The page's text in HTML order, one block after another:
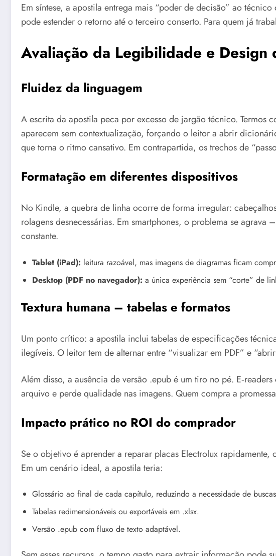
Em síntese, a apostila entrega mais “poder de decisão” ao
pode estender o retorno até o terceiro conserto. Para quem já
Avaliação da Legibilidade e
Fluidez da linguagem
A escrita da apostila peca por excesso de jargão técnico. Termos
aparecem sem contextualização, forçando o leitor a abrir
que torna o ritmo cansativo. Em contrapartida, os trechos de
Formatação em diferentes dispositivos
No Kindle, a quebra de linha ocorre de forma irregular:
rolagens desnecessárias. Em smartphones, o problema se agrava
constante.
Tablet (iPad): leitura razoável, mas imagens de diagramas ficam
Desktop (PDF no navegador): a única experiência sem “corte” de
Textura humana – tabelas e formatos
Um ponto crítico: a apostila inclui tabelas de especificações
ilegíveis. O leitor tem de alternar entre “visualizar em PDF” e
Além disso, a ausência de versão .epub é um tiro no pé.
arquivo e perde qualidade nas imagens. Quem compra a
Impacto prático no ROI do comprador
Se o objetivo é aprender a reparar placas Electrolux
Em um cenário ideal, a apostila teria:
Glossário ao final de cada capítulo, reduzindo a necessidade de
Tabelas redimensionáveis ou exportáveis em .xlsx.
Versão .epub com fluxo de texto adaptável.